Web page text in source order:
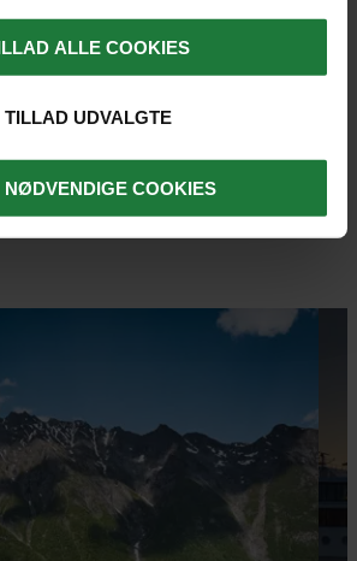
ALLE COOKIES
TILLAD UDVALGTE
NØDVENDIGE COOKIES